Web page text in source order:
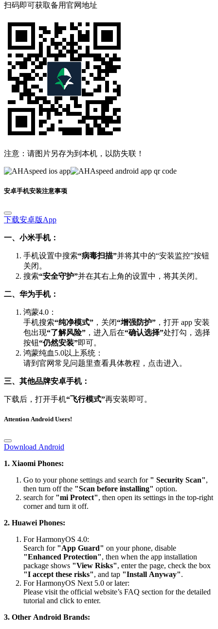
扫码即可获取备用官网地址
注意：请图片另存为到本机，以防失联！
安卓手机安装注意事项
下载安卓版App
一、小米手机：
手机设置中搜索“病毒扫描”并将其中的“安装监控”按钮
关闭。
搜索“安全守护”并在其右上角的设置中，将其关闭。
二、华为手机：
鸿蒙4.0：
手机搜索“纯净模式” ，关闭“增强防护” ，打开 app 安装
包出现“了解风险” ，进入后在“确认选择”处打勾，选择
按钮“仍然安装”即可。
鸿蒙纯血5.0以上系统：
请到官网常见问题里查看具体教程，点击进入。
三、其他品牌安卓手机：
下载后，打开手机“飞行模式”再安装即可。
Attention Android Users!
Download Android
1. Xiaomi Phones:
Go to your phone settings and search for " Security Scan",
then turn off the "Scan before installing" option.
search for "mi Protect", then open its settings in the top-right
corner and turn it off.
2. Huawei Phones:
For HarmonyOS 4.0:
Search for "App Guard" on your phone, disable
"Enhanced Protection", then when the app installation
package shows "View Risks", enter the page, check the box
"I accept these risks", and tap "Install Anyway".
For HarmonyOS Next 5.0 or later:
Please visit the official website’s FAQ section for the detailed
tutorial and click to enter.
3. Other Android Brands: